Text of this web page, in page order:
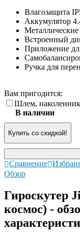
Влагозащита
Аккумулятор
Металлические
Встроенный
Приложение
Ручка для
Вам пригодится:
Шлем,
В наличии
Купить со скидкой!
Сравнение
Обзор
Гироскутер
космос) -